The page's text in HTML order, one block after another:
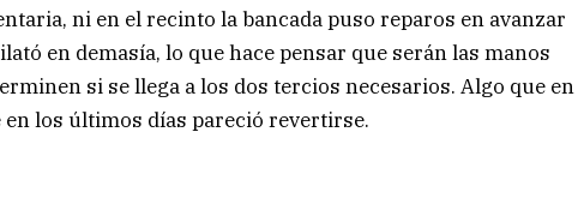
ni en el recinto la bancada puso reparos en avanzar
en demasía, lo que hace pensar que serán las manos
si se llega a los dos tercios necesarios. Algo que en
los últimos días pareció revertirse.